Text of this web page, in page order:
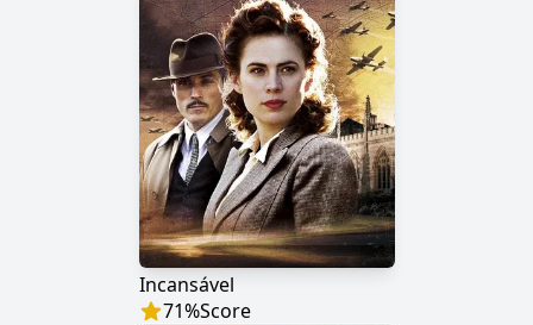
Incansável
71%Score